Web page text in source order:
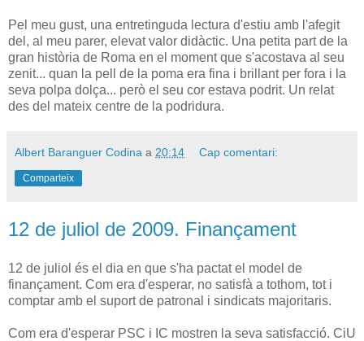
Pel meu gust, una entretinguda lectura d'estiu amb l'afegit
del, al meu parer, elevat valor didàctic. Una petita part de la
gran història de Roma en el moment que s'acostava al seu
zenit... quan la pell de la poma era fina i brillant per fora i la
seva polpa dolça... però el seu cor estava podrit. Un relat
des del mateix centre de la podridura.
Albert Baranguer Codina a 20:14 Cap comentari:
Comparteix
12 de juliol de 2009. Finançament
12 de juliol és el dia en que s'ha pactat el model de
finançament. Com era d'esperar, no satisfà a tothom, tot i
comptar amb el suport de patronal i sindicats majoritaris.
Com era d'esperar PSC i IC mostren la seva satisfacció. CiU